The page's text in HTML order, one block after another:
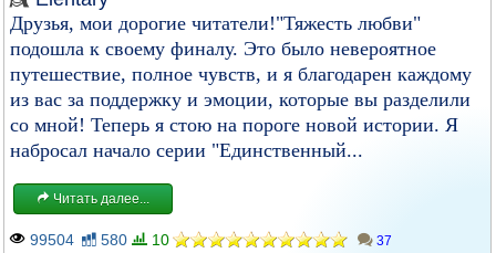
Друзья, мои дорогие читатели!"Тяжесть любви"
подошла к своему финалу. Это было невероятное
путешествие, полное чувств, и я благодарен каждому
из вас за поддержку и эмоции, которые вы разделили
со мной! Теперь я стою на пороге новой истории. Я
набросал начало серии "Единственный...
Читать далее...
99504 580 10 37